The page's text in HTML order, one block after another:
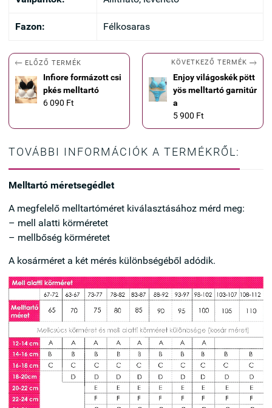
Fazon: Félkosaras
 ELŐZŐ TERMÉK
Infiore formázott csi
pkés melltartó
6 090 Ft
KÖVETKEZŐ TERMÉK 
Enjoy világoskék pött
yös melltartó garnitúr
a
5 900 Ft
TOVÁBBI INFORMÁCIÓK A TERMÉKRŐL:
Melltartó méretsegédlet
A megfelelő melltartóméret kiválasztásához mérd meg:
– mell alatti körméretet
– mellbőség körméretet
A kosárméret a két mérés különbségéből adódik.